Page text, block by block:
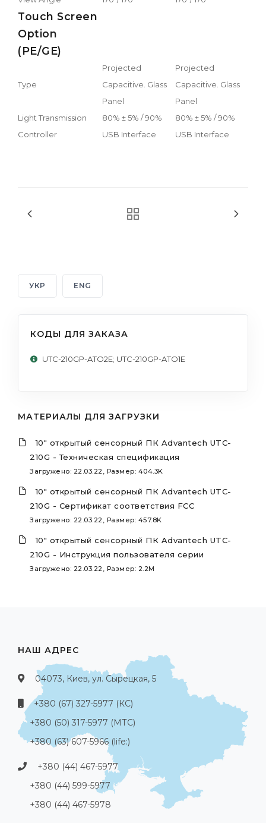
Touch Screen
Option
(PE/GE)
Type
Projected
Capacitive. Glass
Panel
Projected
Capacitive. Glass
Panel
Light Transmission
80% ± 5% / 90%
80% ± 5% / 90%
Controller
USB Interface USB Interface
УКР ENG
КОДЫ ДЛЯ ЗАКАЗА
UTC-210GP-ATO2E; UTC-210GP-ATO1E
МАТЕРИАЛЫ ДЛЯ ЗАГРУЗКИ
10" открытый сенсорный ПК Advantech UTC-
210G - Техническая спецификация
Загружено: 22.03.22, Размер: 404.3K
10" открытый сенсорный ПК Advantech UTC-
210G - Сертификат соответствия FCC
Загружено: 22.03.22, Размер: 457.8K
10" открытый сенсорный ПК Advantech UTC-
210G - Инструкция пользователя серии
Загружено: 22.03.22, Размер: 2.2M
НАШ АДРЕС
04073, Киев, ул. Сырецкая, 5
+380 (67) 327-5977 (КС)
+380 (50) 317-5977 (МТС)
+380 (63) 607-5966 (life:)
+380 (44) 467-5977
+380 (44) 599-5977
+380 (44) 467-5978